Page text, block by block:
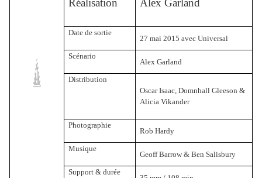
Réalisation Alex Garland
Date de sortie
27 mai 2015 avec Universal
Scénario
Alex Garland
Distribution
Oscar Isaac, Domnhall Gleeson &
Alicia Vikander
Photographie
Rob Hardy
Musique
Geoff Barrow & Ben Salisbury
Support & durée